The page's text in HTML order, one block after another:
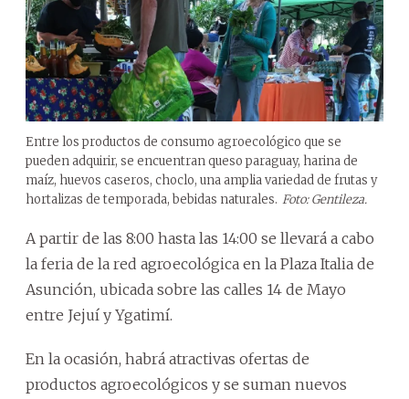
Entre los productos de consumo agroecológico que se
pueden adquirir, se encuentran queso paraguay, harina de
maíz, huevos caseros, choclo, una amplia variedad de frutas y
hortalizas de temporada, bebidas naturales. Foto: Gentileza.
A partir de las 8:00 hasta las 14:00 se llevará a cabo
la feria de la red agroecológica en la Plaza Italia de
Asunción, ubicada sobre las calles 14 de Mayo
entre Jejuí y Ygatimí.
En la ocasión, habrá atractivas ofertas de
productos agroecológicos y se suman nuevos